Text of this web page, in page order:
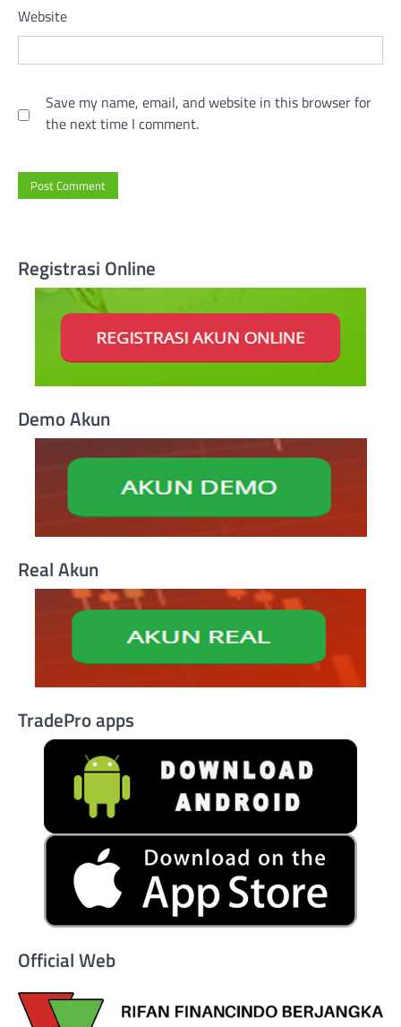
Website
Save my name, email, and website in this browser for
the next time I comment.
Registrasi Online
Demo Akun
Real Akun
TradePro apps
Official Web